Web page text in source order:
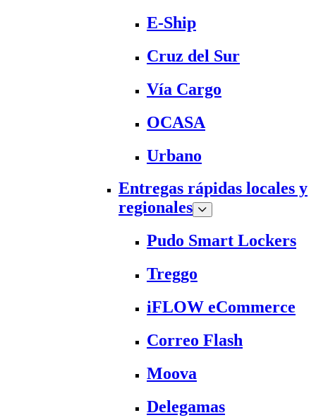
E-Ship
Cruz del Sur
Vía Cargo
OCASA
Urbano
Entregas rápidas locales y
regionales
Pudo Smart Lockers
Treggo
iFLOW eCommerce
Correo Flash
Moova
Delegamas